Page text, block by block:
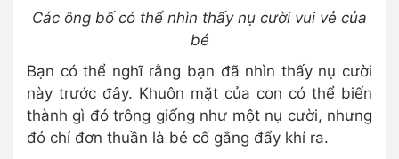
Các ông bố có thể nhìn thấy nụ cười vui vẻ của
bé
Bạn có thể nghĩ rằng bạn đã nhìn thấy nụ cười
này trước đây. Khuôn mặt của con có thể biến
thành gì đó trông giống như một nụ cười, nhưng
đó chỉ đơn thuần là bé cố gắng đẩy khí ra.